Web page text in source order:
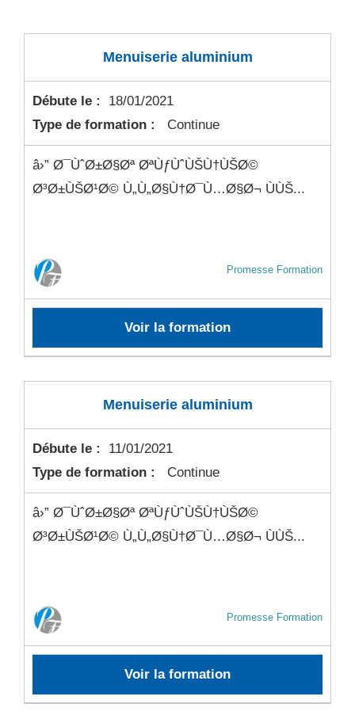
Menuiserie aluminium
Débute le :
18/01/2021
Type de formation :
Continue
â›” Ø¯ÙˆØ±Ø§Øª ØªÙƒÙˆÙŠÙ†ÙŠØ©
Ø³Ø±ÙŠØ¹Ø© Ù„Ù„Ø§Ù†Ø¯Ù…Ø§Ø¬ ÙÙŠ...
Promesse Formation
Voir la formation
Menuiserie aluminium
Débute le :
11/01/2021
Type de formation :
Continue
â›” Ø¯ÙˆØ±Ø§Øª ØªÙƒÙˆÙŠÙ†ÙŠØ©
Ø³Ø±ÙŠØ¹Ø© Ù„Ù„Ø§Ù†Ø¯Ù…Ø§Ø¬ ÙÙŠ...
Promesse Formation
Voir la formation